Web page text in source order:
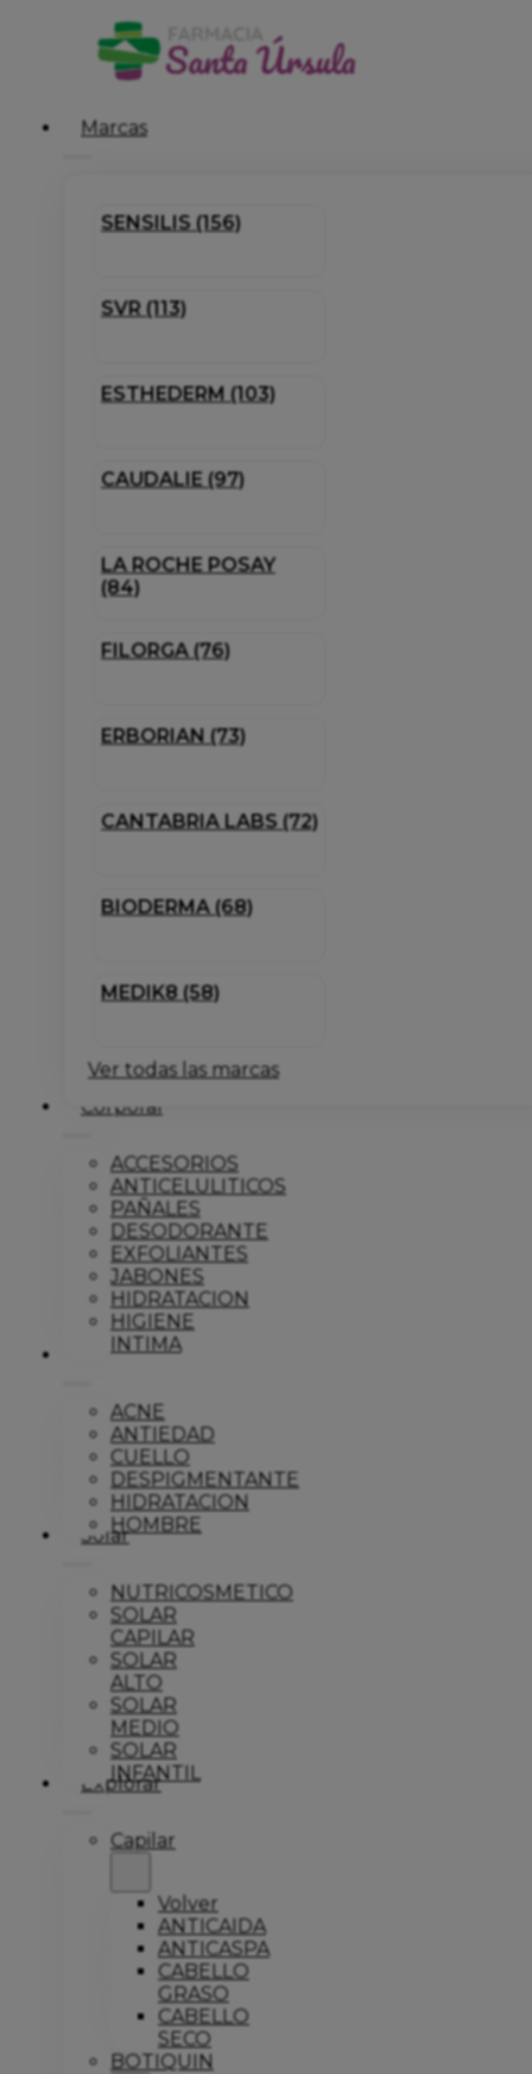
Marcas
SENSILIS (156)
SVR (113)
ESTHEDERM (103)
CAUDALIE (97)
LA ROCHE POSAY
(84)
FILORGA (76)
ERBORIAN (73)
CANTABRIA LABS (72)
BIODERMA (68)
MEDIK8 (58)
Ver todas las marcas
Corporal
ACCESORIOS
ANTICELULITICOS
PAÑALES
DESODORANTE
EXFOLIANTES
JABONES
HIDRATACION
HIGIENE
INTIMA
Dermo
ACNE
ANTIEDAD
CUELLO
DESPIGMENTANTE
HIDRATACION
HOMBRE
Solar
NUTRICOSMETICO
SOLAR
CAPILAR
SOLAR
ALTO
SOLAR
MEDIO
SOLAR
INFANTIL
Explorar
Capilar
Volver
ANTICAIDA
ANTICASPA
CABELLO
GRASO
CABELLO
SECO
BOTIQUIN